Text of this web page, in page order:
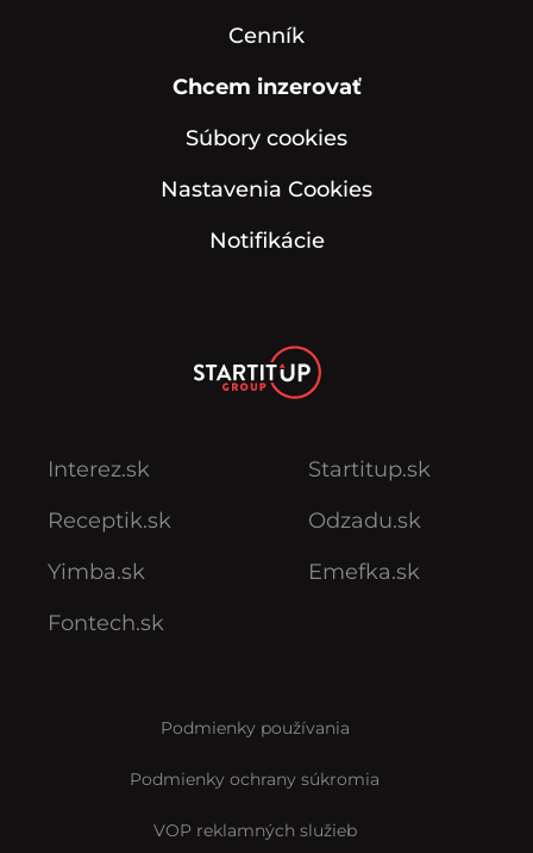
Cenník
Chcem inzerovať
Súbory cookies
Nastavenia Cookies
Notifikácie
Interez.sk
Receptik.sk
Yimba.sk
Fontech.sk
Startitup.sk
Odzadu.sk
Emefka.sk
Podmienky používania
Podmienky ochrany súkromia
VOP reklamných služieb